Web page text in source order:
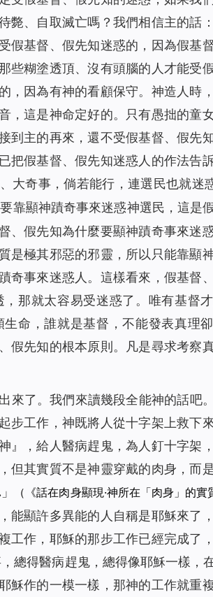
斃、自取滅亡嗎？我們相信主的話
假基督、假先知迷惑的，因為假基
些糊塗透頂、沒有頭腦的人才能受
，因為有神的看顧保守。神造人時
，這是神命定好的。只有愚拙的童
到主的再來，還不受假基督、假先
把假基督、假先知迷惑人的作法告
大奇事，倘若能行，連選民也就迷
靠顯神蹟奇事來迷惑神選民，這是
、假先知為什麼要顯神蹟奇事來迷
是極其邪惡的邪靈，所以只能靠顯
奇事來迷惑人。這樣看來，假基督
那就太容易受迷惑了。唯有基督
命，誰就是基督，不能發表真理
假先知的根本原則。凡是尋求考察
了。我們來讀幾段全能神的話吧
步工作，神既將人從十字架上救下
』，給人醫病趕鬼，為人釘十字架
但其實質不是神靈穿戴的肉身，而
」 （《話在肉身顯現·神所在「肉身」的實
能顯許多異能的人自稱是耶穌來了
工作，耶穌的那步工作已經完成了
總得醫病趕鬼，總得像耶穌一樣，
穌作的一模一樣，那神的工作就重